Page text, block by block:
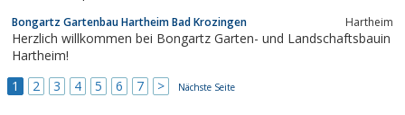
Bongartz Gartenbau Hartheim Bad Krozingen Hartheim
Herzlich willkommen bei Bongartz Garten- und Landschaftsbauin
Hartheim!
1
2 3 4 5 6 7 > Nächste Seite